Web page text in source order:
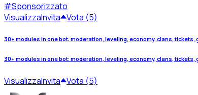
#Sponsorizzato
VisualizzaInvita Vota (5)
30+ modules in one bot: moderation, leveling, economy, clans,
30+ modules in one bot: moderation, leveling, economy, clans,
VisualizzaInvita Vota (5)